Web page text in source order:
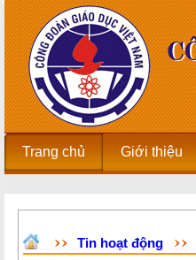
Trang chủ Giới thiệu
Tin hoạt động